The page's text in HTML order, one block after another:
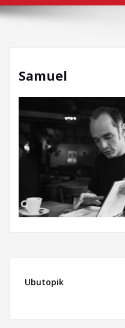
Samuel
Ubutopik